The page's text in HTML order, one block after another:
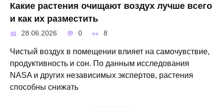
Какие растения очищают воздух лучше всего
и как их разместить
28.06.2026 0 8
Чистый воздух в помещении влияет на самочувствие,
продуктивность и сон. По данным исследования
NASA и других независимых экспертов, растения
способны снижать